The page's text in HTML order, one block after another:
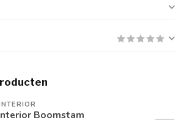
Boomstam